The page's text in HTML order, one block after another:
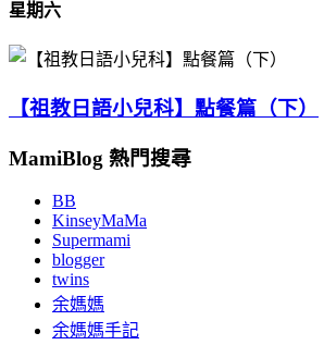
星期六
【祖教日語小兒科】點餐篇（下）
MamiBlog 熱門搜尋
BB
KinseyMaMa
Supermami
blogger
twins
余媽媽
余媽媽手記